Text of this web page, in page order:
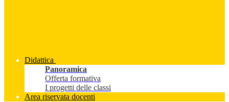
Didattica
Panoramica
Offerta formativa
I progetti delle classi
Area riservata docenti